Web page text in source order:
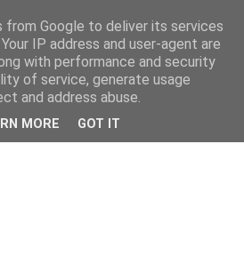
from Google to deliver its services
IP address and user-agent are
with performance and security
of service, generate usage
and address abuse.
MORE GOT IT